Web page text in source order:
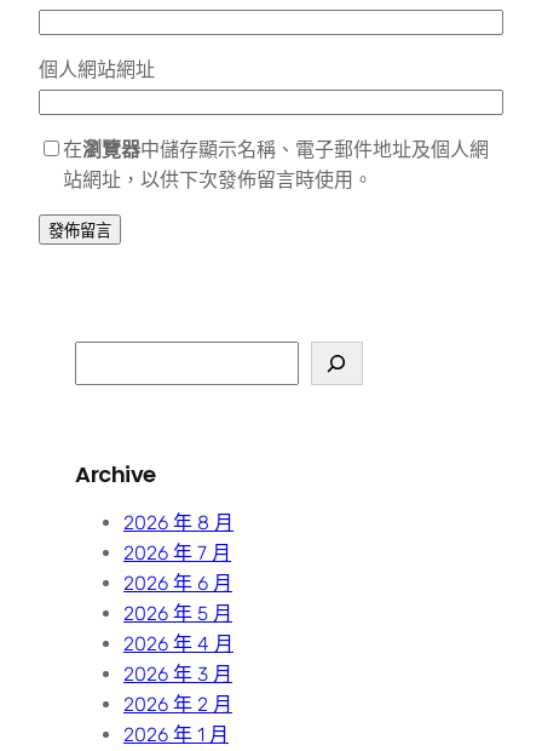
個人網站網址
在瀏覽器中儲存顯示名稱、電子郵件地址及個人網
站網址，以供下次發佈留言時使用。
e
c
Archive
2026 年 8 月
2026 年 7 月
2026 年 6 月
2026 年 5 月
2026 年 4 月
2026 年 3 月
2026 年 2 月
2026 年 1 月